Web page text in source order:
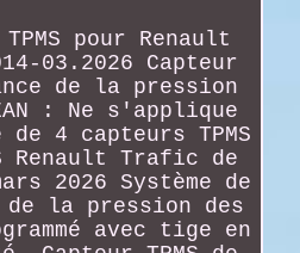
pour Renault
03.2026 Capteur
de la pression
: Ne s'applique
de 4 capteurs TPMS
Renault Trafic de
2026 Système de
la pression des
avec tige en